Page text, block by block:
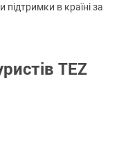
підтримки в країні за
TEZ